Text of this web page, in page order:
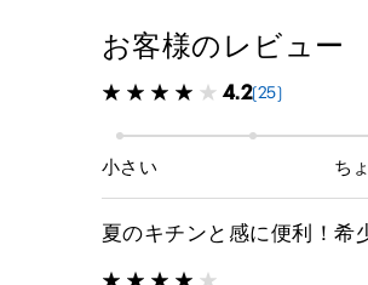
お客様のレビュー
4.2(25)
小さい ち
夏のキチンと感に便利！希